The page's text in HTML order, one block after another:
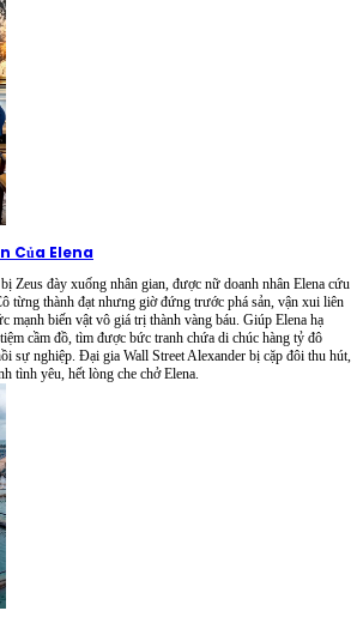
Của Elena
Zeus đày xuống nhân gian, được nữ doanh nhân Elena cứu
từng thành đạt nhưng giờ đứng trước phá sản, vận xui liên
mạnh biến vật vô giá trị thành vàng báu. Giúp Elena hạ
cầm đồ, tìm được bức tranh chứa di chúc hàng tỷ đô
sự nghiệp. Đại gia Wall Street Alexander bị cặp đôi thu hút,
tình yêu, hết lòng che chở Elena.